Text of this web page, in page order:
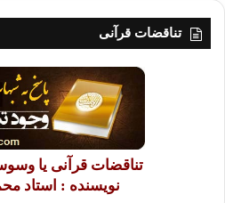
تناقضات قرآنی
تناقضات قرآنی یا
نویسنده : استاد